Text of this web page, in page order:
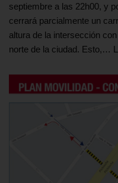
septiembre a las 22h00, y
cerrará parcialmente un
altura de la intersección
norte de la ciudad. Esto,…